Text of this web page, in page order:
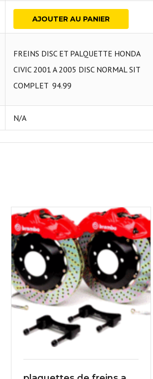
AJOUTER AU PANIER
FREINS DISC ET PALQUETTE HONDA
CIVIC 2001 A 2005 DISC NORMAL SIT
COMPLET 94.99
N/A